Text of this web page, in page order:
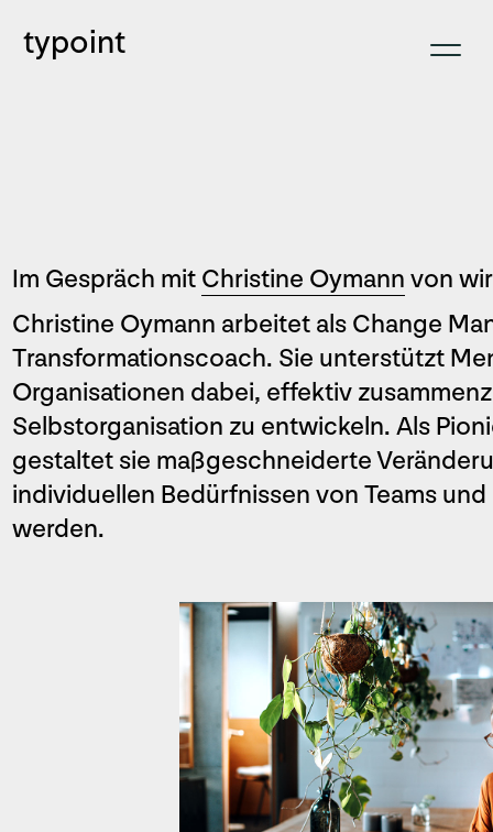
typoint
Im Gespräch mit Christine Oymann von
Christine Oymann arbeitet als Change
Transformationscoach. Sie unterstützt
Organisationen dabei, effektiv
Selbstorganisation zu entwickeln. Als
gestaltet sie maßgeschneiderte
individuellen Bedürfnissen von Teams
werden.